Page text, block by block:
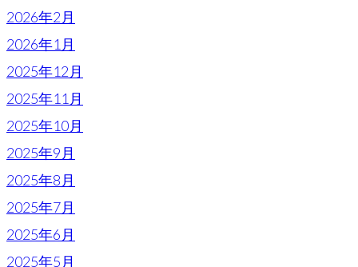
2026年2月
2026年1月
2025年12月
2025年11月
2025年10月
2025年9月
2025年8月
2025年7月
2025年6月
2025年5月